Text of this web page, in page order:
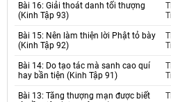
Bài 16: Giải thoát danh tối thượng
(Kinh Tập 93)
Bài 15: Nên làm thiện lời Phật tỏ bày
(Kinh Tập 92)
Bài 14: Do tạo tác mà sanh cao quí
hay bần tiện (Kinh Tập 91)
Bài 13: Tăng thượng mạn được biết